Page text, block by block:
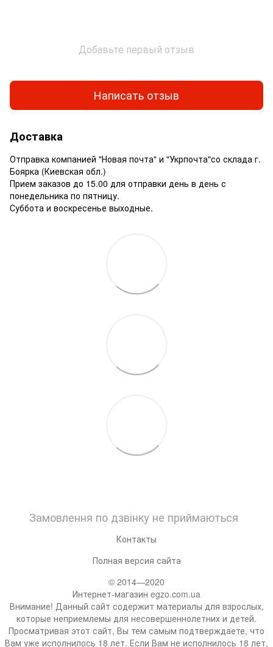
Добавьте первый отзыв
Написать отзыв
Доставка
Отправка компанией "Новая почта" и "Укрпочта"со склада г.
Боярка (Киевская обл.)
Прием заказов до 15.00 для отправки день в день с
понедельника по пятницу.
Суббота и воскресенье выходные.
Замовлення по дзвінку не приймаються
Контакты
Полная версия сайта
© 2014—2020
Интернет-магазин egzo.com.ua
Внимание! Данный сайт содержит материалы для взрослых,
которые неприемлемы для несовершеннолетних и детей.
Просматривая этот сайт, Вы тем самым подтверждаете, что
Вам уже исполнилось 18 лет. Если Вам не исполнилось 18 лет,